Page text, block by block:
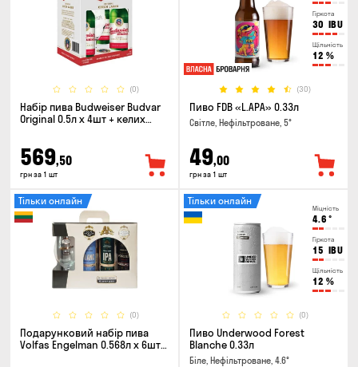
(0)
Набір пива Budweiser Budvar
Original 0.5л х 4шт + келих
569,50
грн за 1 шт
Гіркота
30 IBU
Щільність
12 %
(30)
Пиво FDB «L.APA» 0.33л
Світле, Нефільтроване, 5°
49,00
грн за 1 шт
(0)
Тільки онлайн
Подарунковий набір пива
Volfas Engelman 0.568л x 6шт +
Міцність
4.6 °
Гіркота
15 IBU
Щільність
12 %
(0)
Тільки онлайн
Пиво Underwood Forest
Blanche 0.33л
Біле, Нефільтроване, 4.6°